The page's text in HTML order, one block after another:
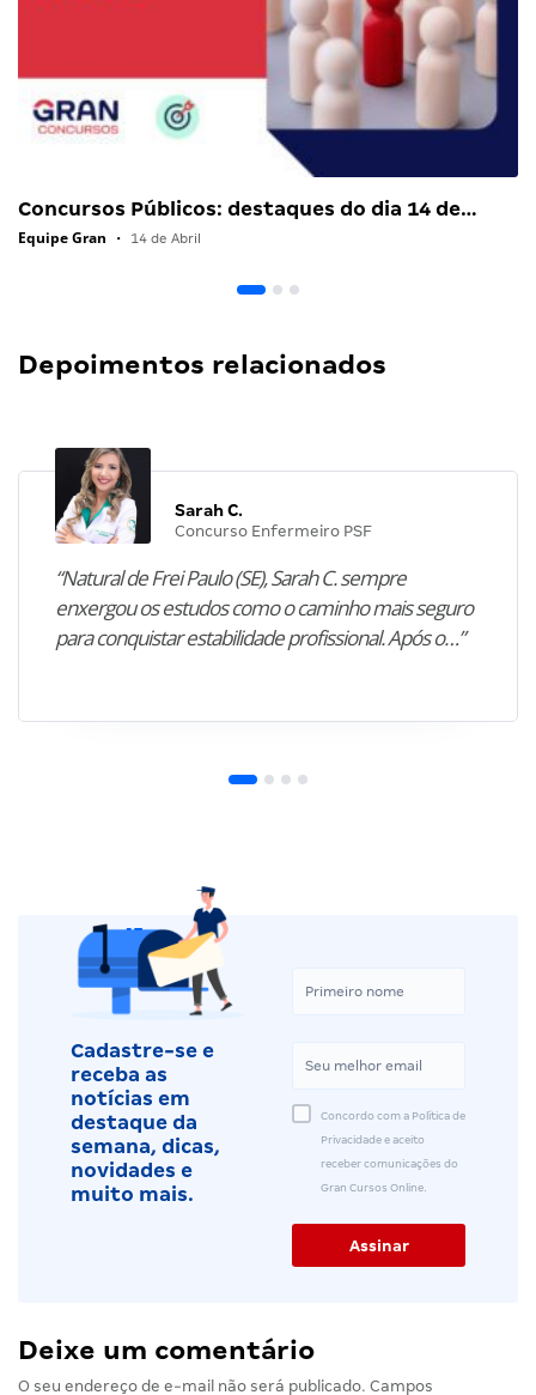
Concursos Públicos: destaques do dia 14 de…
Equipe Gran • 14 de Abril
Depoimentos relacionados
Sarah C.
Concurso Enfermeiro PSF
“Natural de Frei Paulo (SE), Sarah C. sempre
enxergou os estudos como o caminho mais seguro
para conquistar estabilidade profissional. Após o…”
Cadastre-se e
receba as
notícias em
destaque da
semana, dicas,
novidades e
muito mais.
Concordo com a Política de
Privacidade e aceito
receber comunicações do
Gran Cursos Online.
Deixe um comentário
O seu endereço de e-mail não será publicado. Campos